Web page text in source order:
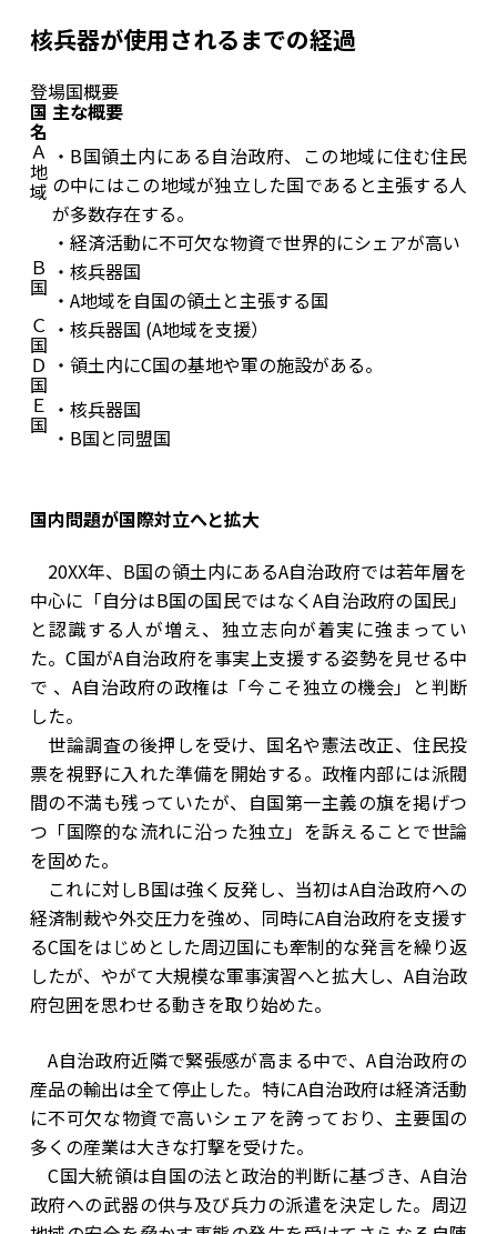
核兵器が使用されるまでの経過
登場国概要
国
名
主な概要
Ａ
地
域
・B国領土内にある自治政府、この地域に住む住民
の中にはこの地域が独立した国であると主張する人
が多数存在する。
・経済活動に不可欠な物資で世界的にシェアが高い
Ｂ
国
・核兵器国
・A地域を自国の領土と主張する国
Ｃ
国
・核兵器国 (A地域を支援）
Ｄ
国
​・領土内にC国の基地や軍の施設がある。
Ｅ
国
・核兵器国
・B国と同盟国
国内問題が国際対立へと拡大
20XX年、B国の領土内にあるA自治政府では若年層を
中心に「自分はB国の国民ではなくA自治政府の国民」
と認識する人が増え、独立志向が着実に強まってい
た。C国がA自治政府を事実上支援する姿勢を見せる中
で 、A自治政府の政権は「今こそ独立の機会」と判断
した。
世論調査の後押しを受け、国名や憲法改正、住民投
票を視野に入れた準備を開始する。政権内部には派閥
間の不満も残っていたが、自国第一主義の旗を掲げつ
つ「国際的な流れに沿った独立」を訴えることで世論
を固めた。
これに対しB国は強く反発し、当初はA自治政府への
経済制裁や外交圧力を強め、同時にA自治政府を支援す
るC国をはじめとした周辺国にも牽制的な発言を繰り返
したが、やがて大規模な軍事演習へと拡大し、A自治政
府包囲を思わせる動きを取り始めた。
A自治政府近隣で緊張感が高まる中で、A自治政府の
産品の輸出は全て停止した。特にA自治政府は経済活動
に不可欠な物資で高いシェアを誇っており、主要国の
多くの産業は大きな打撃を受けた。
C国大統領は自国の法と政治的判断に基づき、A自治
政府への武器の供与及び兵力の派遣を決定した。周辺